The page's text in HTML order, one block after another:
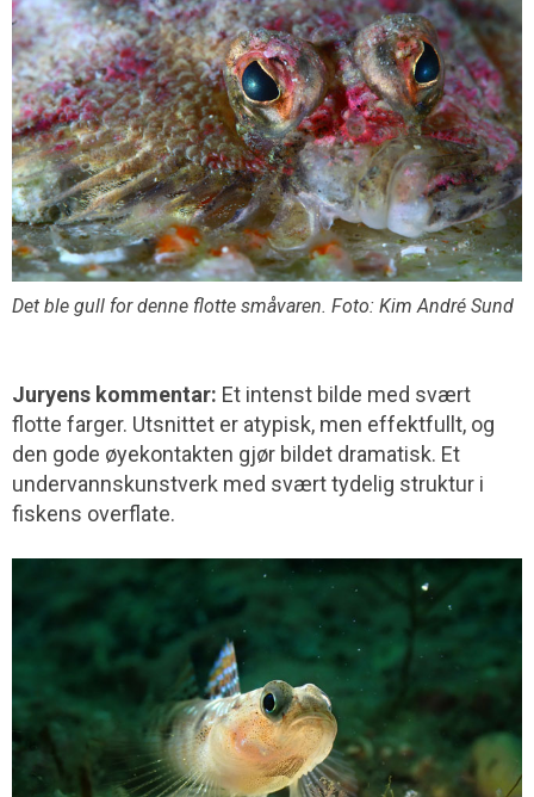
Det ble gull for denne flotte småvaren. Foto: Kim André Sund
Juryens kommentar: Et intenst bilde med svært
flotte farger. Utsnittet er atypisk, men effektfullt, og
den gode øyekontakten gjør bildet dramatisk. Et
undervannskunstverk med svært tydelig struktur i
fiskens overflate.